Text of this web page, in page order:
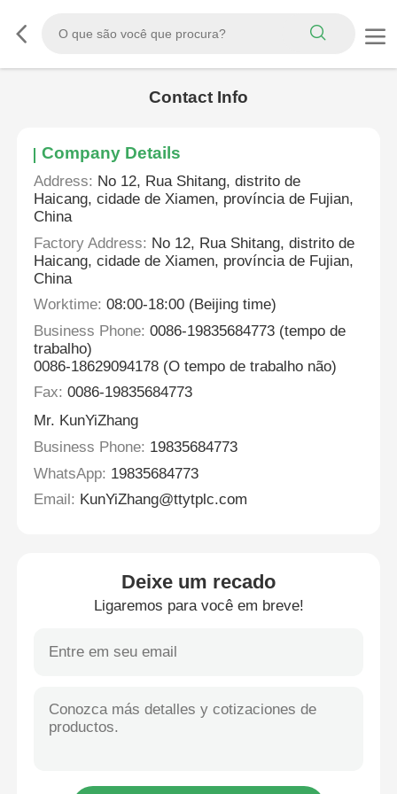
Contact Info
Company Details
Address: No 12, Rua Shitang, distrito de
Haicang, cidade de Xiamen, província de Fujian,
China
Factory Address: No 12, Rua Shitang, distrito de
Haicang, cidade de Xiamen, província de Fujian,
China
Worktime: 08:00-18:00 (Beijing time)
Business Phone: 0086-19835684773 (tempo de
trabalho)
0086-18629094178 (O tempo de trabalho não)
Fax: 0086-19835684773
Mr. KunYiZhang
Business Phone: 19835684773
WhatsApp: 19835684773
Email: KunYiZhang@ttytplc.com
Deixe um recado
Ligaremos para você em breve!